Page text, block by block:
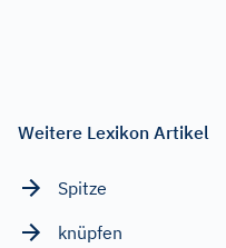
Weitere Lexikon Artikel
Spitze
knüpfen